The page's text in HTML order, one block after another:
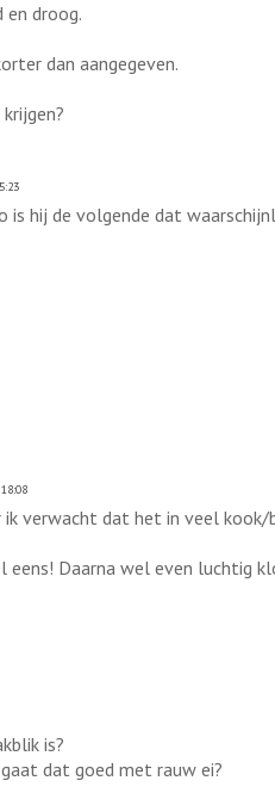
en droog.
dan aangegeven.
is hij de volgende dat
verwacht dat het in veel kook/
eens! Daarna wel even luchtig
is?
dat goed met rauw ei?